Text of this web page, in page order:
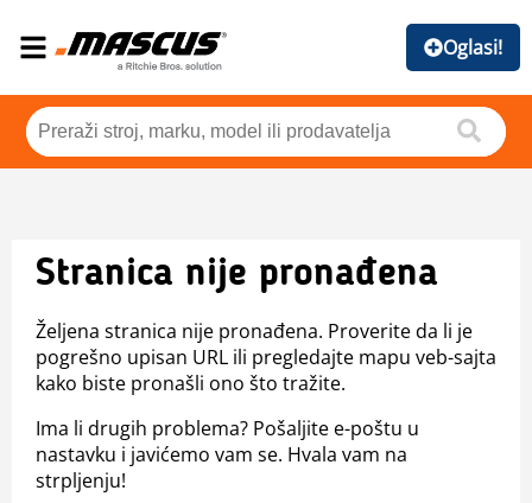
Oglasi!
Stranica nije pronađena
Željena stranica nije pronađena. Proverite da li je
pogrešno upisan URL ili pregledajte mapu veb-sajta
kako biste pronašli ono što tražite.
Ima li drugih problema? Pošaljite e-poštu u
nastavku i javićemo vam se. Hvala vam na
strpljenju!